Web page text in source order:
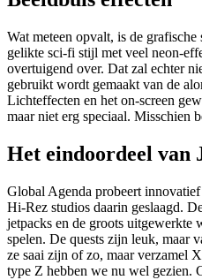
Wat meteen opvalt, is de
gelikte sci-fi stijl met veel neon-
overtuigend over. Dat zal echter
gebruikt wordt gemaakt van de
Lichteffecten en het on-screen
maar niet erg speciaal. Misschien
Het eindoordeel van
Global Agenda probeert
Hi-Rez studios daarin geslaagd.
jetpacks en de groots uitgewerkte
spelen. De quests zijn leuk, maar
ze saai zijn of zo, maar verzamel
type Z hebben we nu wel gezien.